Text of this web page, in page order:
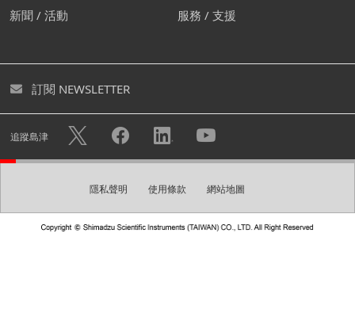
我們建議您創建屬於自己的帳
您可透過創建免費帳號下載各式型錄及進入個人頁面。您亦
使用帳戶註冊的個人資訊將可用於 隱私權政策
的，例如發送電子報。
創建帳號
新聞 / 活動 服務 / 支援
訂閱 NEWSLETTER
追蹤島津
隱私聲明 使用條款 網站地圖